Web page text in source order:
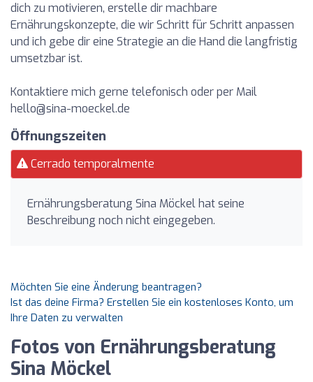
dich zu motivieren, erstelle dir machbare
Ernährungskonzepte, die wir Schritt für Schritt anpassen
und ich gebe dir eine Strategie an die Hand die langfristig
umsetzbar ist.
Kontaktiere mich gerne telefonisch oder per Mail
hello@sina-moeckel.de
Öffnungszeiten
Cerrado temporalmente
Ernährungsberatung Sina Möckel hat seine
Beschreibung noch nicht eingegeben.
Möchten Sie eine Änderung beantragen?
Ist das deine Firma? Erstellen Sie ein kostenloses Konto, um
Ihre Daten zu verwalten
Fotos von Ernährungsberatung
Sina Möckel